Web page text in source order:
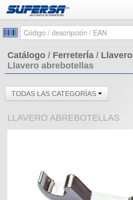
Catálogo / FerreterÍa /
Llavero abrebotellas
TODAS LAS CATEGORÍAS
LLAVERO ABREBOTELLAS